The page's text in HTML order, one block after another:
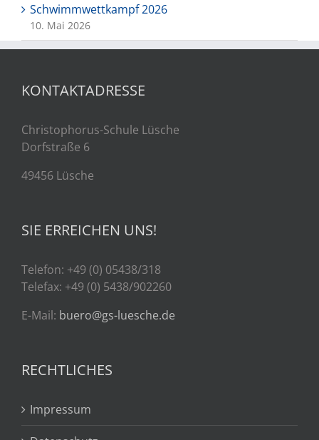
Schwimmwettkampf 2026
10. Mai 2026
KONTAKTADRESSE
Christophorus-Schule Lüsche
Dorfstraße 6
49456 Lüsche
SIE ERREICHEN UNS!
Telefon: +49 (0) 05438/318
Telefax: +49 (0) 5438/902260
E-Mail: buero@gs-luesche.de
RECHTLICHES
Impressum